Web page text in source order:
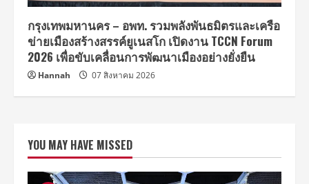
กรุงเทพมหานคร – อพท. รวมพลังพันธมิตรและเครือ
ข่ายเมืองสร้างสรรค์ยูเนสโก เปิดงาน TCCN Forum
2026 เพื่อขับเคลื่อนการพัฒนาเมืองอย่างยั่งยืน
Hannah 07 สิงหาคม 2026
YOU MAY HAVE MISSED